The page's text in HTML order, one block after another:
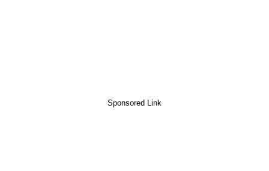
Sponsored Link